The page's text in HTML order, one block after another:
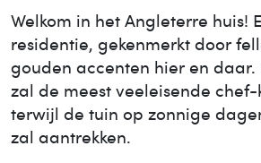
Welkom in het Angleterre huis!
residentie, gekenmerkt door
gouden accenten hier en daar.
zal de meest veeleisende chef-
terwijl de tuin op zonnige
zal aantrekken.